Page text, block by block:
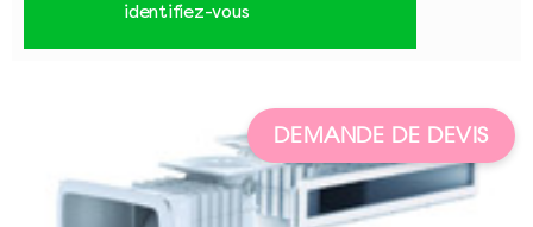
identifiez-vous
DEMANDE DE DEVIS